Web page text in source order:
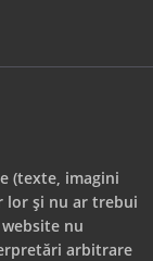
(texte, imagini
lor și nu ar trebui
nu
arbitrare